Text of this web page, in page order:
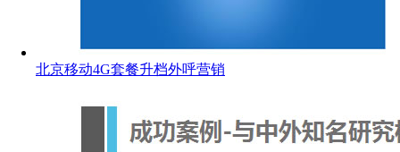
北京移动4G套餐升档外呼营销